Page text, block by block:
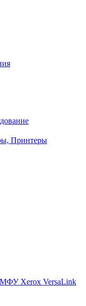
Принтеры
МФУ Xerox VersaLink